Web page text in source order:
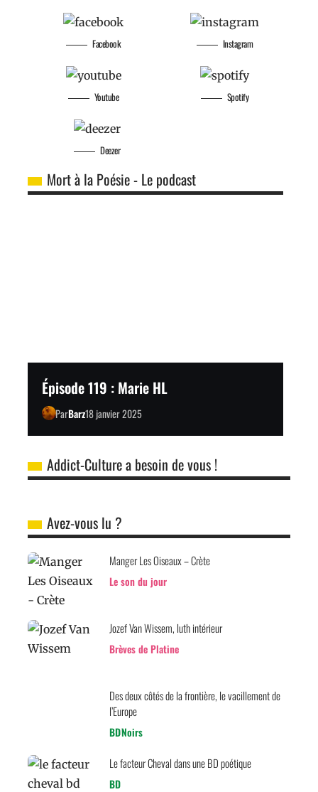
Facebook
Youtube
Instagram
Spotify
Deezer
Mort à la Poésie - Le podcast
Épisode 119 : Marie HL
ParBarz18 janvier 2025
Addict-Culture a besoin de vous !
Avez-vous lu ?
Manger Les Oiseaux – Crète
Le son du jour
Jozef Van Wissem, luth intérieur
Brèves de Platine
Des deux côtés de la frontière, le vacillement de
l’Europe
BDNoirs
Le facteur Cheval dans une BD poétique
BD